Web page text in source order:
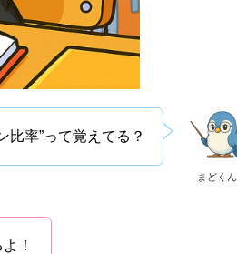
まどくん
比率”って覚えてる？
！